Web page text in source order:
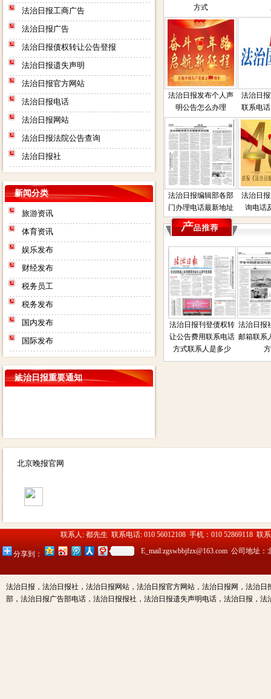
法治日报工商广告
法治日报广告
法治日报债权转让公告登报
法治日报遗失声明
法治日报官方网站
法治日报电话
法治日报网站
法治日报法院公告查询
法治日报社
新闻分类
旅游资讯
体育资讯
娱乐发布
财经发布
税务员工
税务发布
国内发布
国际发布
法治日报重要通知
0200003509000184902 开户行：
他付款方式请致电广告部咨询电
话：01052869118
13910334612（同微信）
方式
法治日报发布个人声
明公告怎么办理
法治日
联系电
法治日报编辑部各部
门办理电话最新地址
法治日
询电话
明公
多少
法治日报司法房产普
通拍卖公告电话联系
方式联系人地址在那
电话是多少联系人电
法治日报刊登债权转
让公告费用联系电话
方式联系人是多少
法治日报社
邮箱联系人
方
北京晚报官网
联系人: 都先生 联系电话: 010 56012108 手机：010 52869118 联
E_mail:zgswbbjfzx@163.com 公司地址
分享到：
法治日报，法治日报社，法治日报网站，法治日报官方网站，法治日报网，法治
部，法治日报广告部电话，法治日报报社，法治日报遗失声明电话，法治日报，法